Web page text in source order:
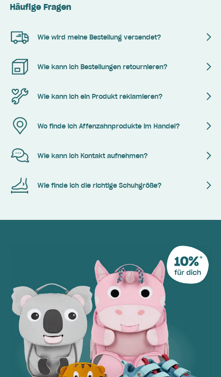
Häufige Fragen
Wie wird meine Bestellung versendet?
Wie kann ich Bestellungen retournieren?
Wie kann ich ein Produkt reklamieren?
Wo finde ich Affenzahnprodukte im Handel?
Wie kann ich Kontakt aufnehmen?
Wie finde ich die richtige Schuhgröße?